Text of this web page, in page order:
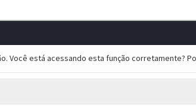
Você está acessando esta função corretamente?